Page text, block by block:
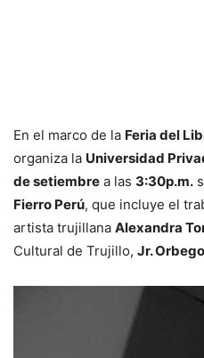
En el marco de la Feria del
organiza la Universidad
de setiembre a las 3:30p.m.
Fierro Perú, que incluye el
artista trujillana Alexandra
Cultural de Trujillo, Jr.